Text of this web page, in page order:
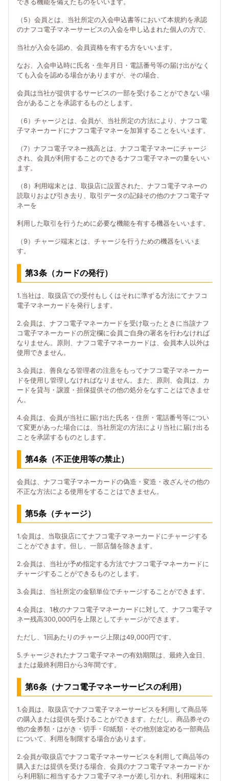
できる機能を備えたものをいいます。
（5）会員とは、当社所定の入会申込書等において本規約を承認
のナフコ電子マネーサービスの入会を申し込まれた個人の方で、
当社が入会を認め、会員資格を有する方をいいます。
なお、入会申込時に氏名・生年月日・電話番号等の届け出がなく
ても入会を認める場合がありますが、その場合、
会員は当社が提供するサービスの一部を受けることができない場
合があることを承認するものとします。
（6）チャージとは、会員が、当社所定の方法により、ナフコ電
子マネーカードにナフコ電子マネーを加算することをいいます。
（7）ナフコ電子マネー残高とは、ナフコ電子マネーにチャージ
され、会員が利用することのできるナフコ電子マネーの量をいい
ます。
（8）利用端末とは、取扱店に設置された、ナフコ電子マネーの
読取りおよび引き去り、取引データの記録その他のナフコ電子マ
ネーを
利用した取引を行うために必要な機能を有する機器をいいます。
（9）チャージ端末とは、チャージを行うための機器をいいま
す。
第3条（カードの発行）
1.当社は、取扱店での受付もしくはそれに準ずる方法にてナフコ
電子マネーカードを発行します。
2.会員は、ナフコ電子マネーカードを受け取ったときに当該ナフ
コ電子マネーカードの所定欄に会員ご自身の署名を行わなければ
なりません。原則、ナフコ電子マネーカードは、会員本人以外は
使用できません。
3.会員は、善良なる管理者の注意をもってナフコ電子マネーカー
ドを使用し管理しなければなりません。また、原則、会員は、カ
ードを貸与・譲渡・担保提供その他の処分をなすことはできませ
ん。
4.会員は、会員が当社に届け出た氏名・住所・電話番号等につい
て変更があった場合には、当社所定の方法により当社に届け出る
ことを承諾するものとします。
第4条（不正使用等の禁止）
会員は、ナフコ電子マネーカードの偽造・変造・改ざんその他の
不正な方法による使用をすることはできません。
第5条（チャージ）
1.会員は、当取扱店にてナフコ電子マネーカードにチャージする
ことができます。但し、一部店舗を除きます。
2.会員は、当社が予め指定する方法でナフコ電子マネーカードに
チャージすることができるものとします。
3.会員は、当社所定の金額単位でチャージすることができます。
4.会員は、1枚のナフコ電子マネーカードに対して、ナフコ電子マ
ネー残高300,000円を上限としてチャージができます。
ただし、1回あたりのチャージ上限は49,000円です。
5.チャージされたナフコ電子マネーの有効期限は、最終入金日、
または最終利用日から3年間です。
第6条（ナフコ電子マネーサービスの利用）
1.会員は、取扱店でナフコ電子マネーサービスを利用して商品等
の購入または提供を受けることができます。ただし、商品券その
他の金券類・はがき・切手・印紙類・その他別途定める一部商品
について、利用を制限する場合があります。
2.会員が取扱店でナフコ電子マネーサービスを利用して商品等の
購入または提供を受ける場合、会員のナフコ電子マネーカードか
ら利用額に相当するナフコ電子マネーが差し引かれ、利用端末に